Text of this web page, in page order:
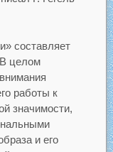
составляет
В целом
работы к
значимости,
и его